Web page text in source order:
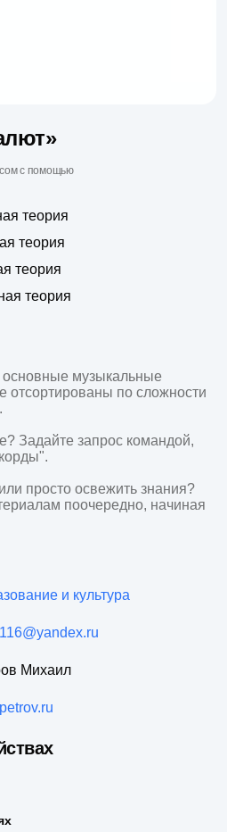
с помощью
теория
теория
теория
теория
музыкальные
отсортированы по сложности
Задайте запрос командой,
просто освежить знания?
поочередно, начиная
и культура
Михаил